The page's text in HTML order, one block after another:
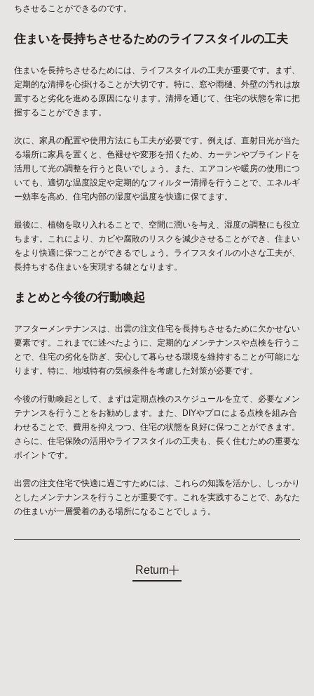
ちさせることができるのです。
住まいを長持ちさせるためのライフスタイルの工夫
住まいを長持ちさせるためには、ライフスタイルの工夫が重要です。まず、
定期的な清掃を心掛けることが大切です。特に、窓や雨樋、外壁の汚れは放
置すると劣化を進める原因になります。清掃を通じて、住宅の状態を常に把
握することができます。
次に、家具の配置や使用方法にも工夫が必要です。例えば、直射日光が当た
る場所に家具を置くと、色褪せや変形を招くため、カーテンやブラインドを
活用して光の調整を行うと良いでしょう。また、エアコンや暖房の使用につ
いても、適切な温度設定や定期的なフィルター清掃を行うことで、エネルギ
ー効率を高め、住宅内部の湿度や温度を快適に保てます。
最後に、植物を取り入れることで、空間に潤いを与え、湿度の調整にも役立
ちます。これにより、カビや腐敗のリスクを減少させることができ、住まい
をより快適に保つことができるでしょう。ライフスタイルの小さな工夫が、
長持ちする住まいを実現する鍵となります。
まとめと今後の行動喚起
アフターメンテナンスは、出雲の注文住宅を長持ちさせるために欠かせない
要素です。これまでに述べたように、定期的なメンテナンスや点検を行うこ
とで、住宅の劣化を防ぎ、安心して暮らせる環境を維持することが可能にな
ります。特に、地域特有の気候条件を考慮した対策が必要です。
今後の行動喚起として、まずは定期点検のスケジュールを立て、必要なメン
テナンスを行うことをお勧めします。また、DIYやプロによる点検を組み合
わせることで、費用を抑えつつ、住宅の状態を良好に保つことができます。
さらに、住宅保険の活用やライフスタイルの工夫も、長く住むための重要な
ポイントです。
出雲の注文住宅で快適に過ごすためには、これらの知識を活かし、しっかり
としたメンテナンスを行うことが重要です。これを実践することで、あなた
の住まいが一層愛着のある場所になることでしょう。
Return